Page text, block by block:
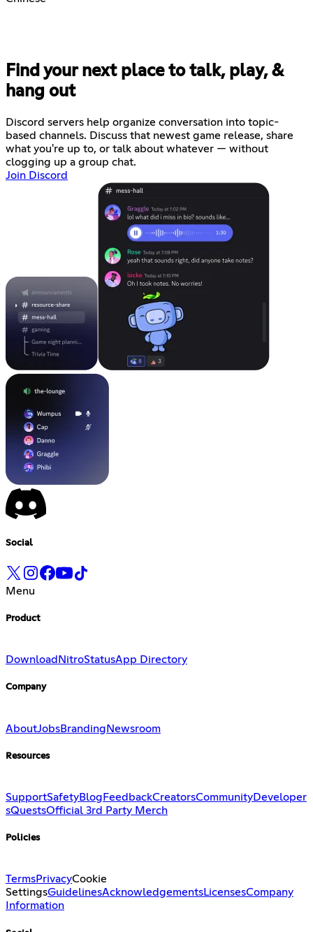
Find your next place to talk, play, &
hang out
Discord servers help organize conversation into topic-
based channels. Discuss that newest game release, share
what you're up to, or talk about whatever — without
clogging up a group chat.
Join Discord
Social
Menu
Product
Download NitroStatusApp Directory
Company
AboutJobsBranding Newsroom
Resources
SupportSafetyBlog FeedbackCreatorsCommunityDeveloper
sQuestsOfficial 3rd Party Merch
Policies
TermsPrivacyCookie
SettingsGuidelinesAcknowledgementsLicensesCompany
Information